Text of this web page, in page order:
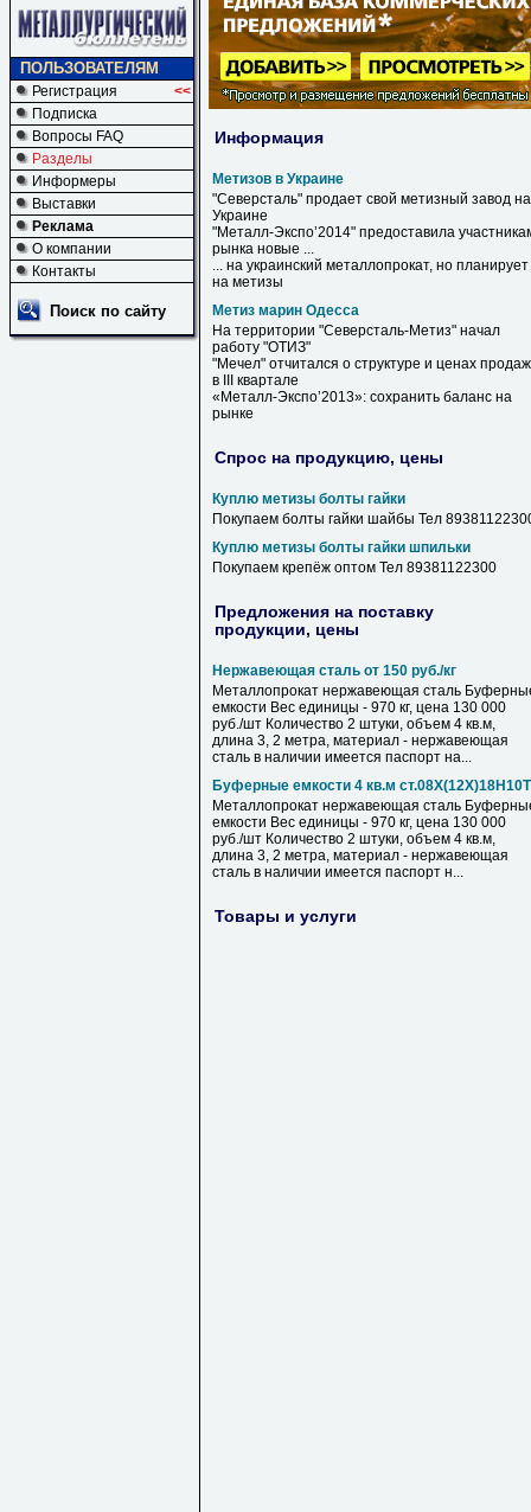
ПОЛЬЗОВАТЕЛЯМ
Регистрация
<<
Подписка
Вопросы FAQ
Разделы
Информеры
Выставки
Реклама
О компании
Контакты
Поиск по сайту
Информация
Метизов в Украине
"Северсталь" продает свой метизный завод на
Украине
"Металл-Экспо’2014" предоставила
рынка новые ...
... на украинский металлопрокат, но планирует
на метизы
Метиз марин Одесса
На территории "Северсталь-Метиз" начал
работу "ОТИЗ"
"Мечел" отчитался о структуре и ценах продаж
в III квартале
«Металл-Экспо’2013»: сохранить баланс на
рынке
Спрос на продукцию, цены
Куплю метизы болты гайки
Покупаем болты гайки шайбы Тел
Куплю метизы болты гайки шпильки
Покупаем крепёж оптом Тел 89381122300
Предложения на поставку
продукции, цены
Нержавеющая сталь от 150 руб./кг
Металлопрокат нержавеющая сталь
емкости Вес единицы - 970 кг, цена 130 000
руб./шт Количество 2 штуки, объем 4 кв.м,
длина 3, 2 метра, материал - нержавеющая
сталь в наличии имеется паспорт на...
Буферные емкости 4 кв.м ст.08Х(12Х)18Н10Т
Металлопрокат нержавеющая сталь
емкости Вес единицы - 970 кг, цена 130 000
руб./шт Количество 2 штуки, объем 4 кв.м,
длина 3, 2 метра, материал - нержавеющая
сталь в наличии имеется паспорт н...
Товары и услуги